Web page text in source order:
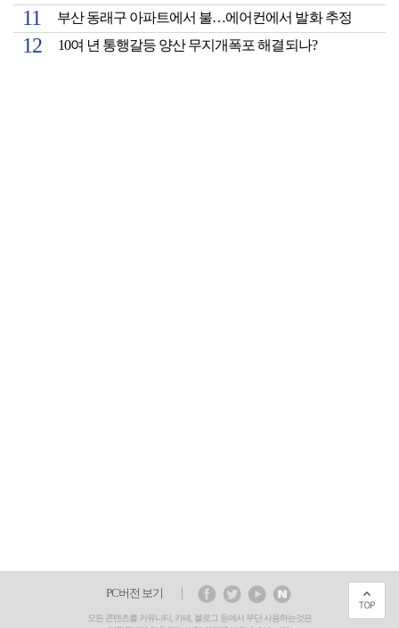
부산 동래구 아파트에서 불…에어컨에서 발화 추정
10여 년 통행갈등 양산 무지개폭포 해결되나?
PC버전 보기
모든 콘텐츠를 커뮤니티, 카페, 블로그 등에서 무단 사용하는것은